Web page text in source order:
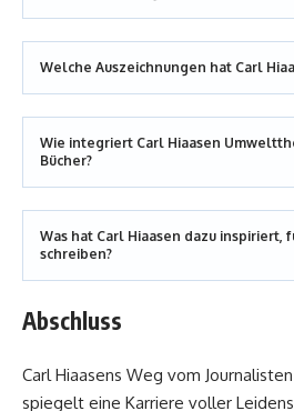
Welche Auszeichnungen hat Carl
Wie integriert Carl Hiaasen
Bücher?
Was hat Carl Hiaasen dazu inspiriert,
schreiben?
Abschluss
Carl Hiaasens Weg vom
spiegelt eine Karriere voller